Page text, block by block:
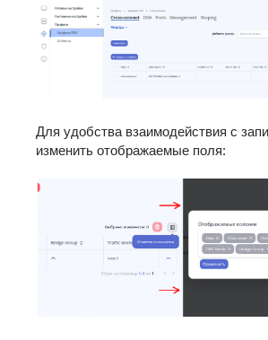
Для удобства взаимодействия с
изменить отображаемые поля: